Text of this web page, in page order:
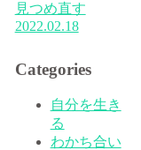
見つめ直す
2022.02.18
Categories
自分を生き
る
わかち合い